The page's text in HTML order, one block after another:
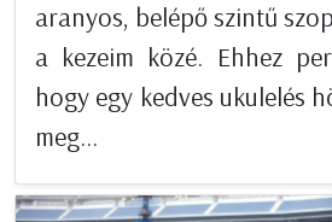
aranyos, belépő szintű
a kezeim közé. Ehhez
hogy egy kedves ukulelés
meg...